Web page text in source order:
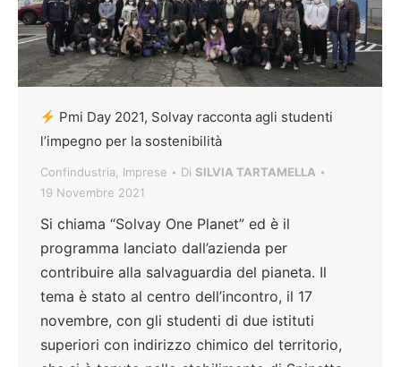
Pmi Day 2021, Solvay racconta agli studenti
l’impegno per la sostenibilità
Confindustria Imprese Di SILVIA TARTAMELLA
19 Novembre 2021
Si chiama “Solvay One Planet” ed è il
programma lanciato dall’azienda per
contribuire alla salvaguardia del pianeta. Il
tema è stato al centro dell’incontro, il 17
novembre, con gli studenti di due istituti
superiori con indirizzo chimico del territorio,